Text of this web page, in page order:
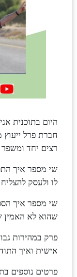
היום בתוכנית
חברת פרל
רצים יחד ומשפר
שי מספר איך
לו ולעסק להצליח
שי מספר איך
שהוא לא האמין
פרק במהירות
אישית ואיך
פרטים נוספים